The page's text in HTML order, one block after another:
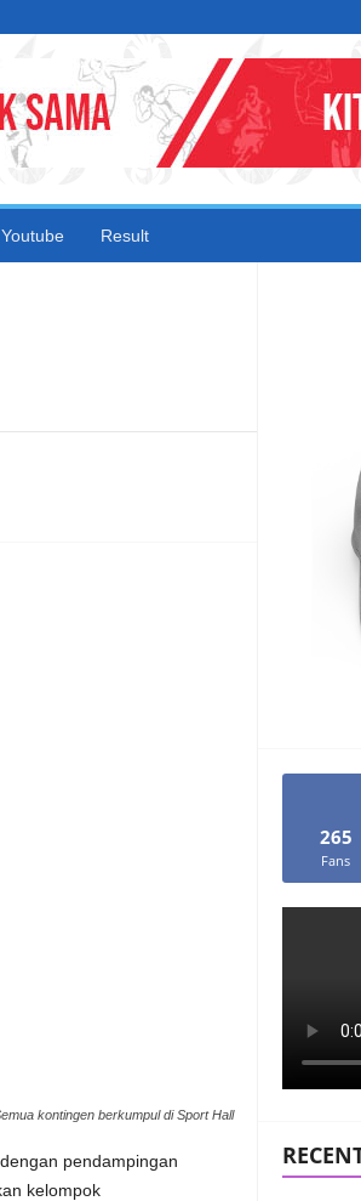
Youtube Result
kontingen berkumpul di Sport Hall
pendampingan
kelompok
265
Fans